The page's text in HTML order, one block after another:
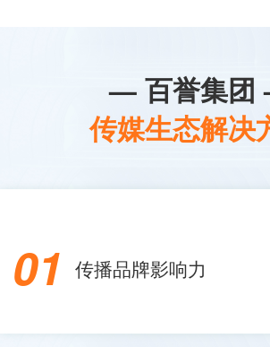
— 百誉集
传媒生态解决
01 传播品牌影响力